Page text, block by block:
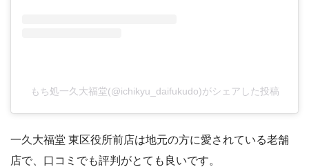
もち処一久大福堂(@ichikyu_daifukudo)がシェアした投稿
一久大福堂 東区役所前店は地元の方に愛されている老舗
店で、口コミでも評判がとても良いです。